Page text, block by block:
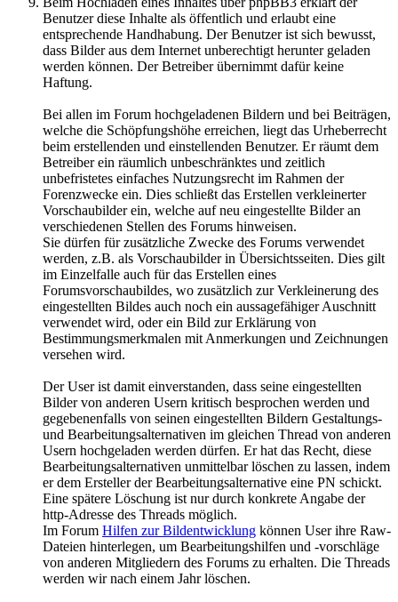
Benutzer diese Inhalte als öffentlich und erlaubt eine
entsprechende Handhabung. Der Benutzer ist sich bewusst,
dass Bilder aus dem Internet unberechtigt herunter geladen
werden können. Der Betreiber übernimmt dafür keine
Haftung.
Bei allen im Forum hochgeladenen Bildern und bei Beiträgen,
welche die Schöpfungshöhe erreichen, liegt das Urheberrecht
beim erstellenden und einstellenden Benutzer. Er räumt dem
Betreiber ein räumlich unbeschränktes und zeitlich
unbefristetes einfaches Nutzungsrecht im Rahmen der
Forenzwecke ein. Dies schließt das Erstellen verkleinerter
Vorschaubilder ein, welche auf neu eingestellte Bilder an
verschiedenen Stellen des Forums hinweisen.
Sie dürfen für zusätzliche Zwecke des Forums verwendet
werden, z.B. als Vorschaubilder in Übersichtsseiten. Dies gilt
im Einzelfalle auch für das Erstellen eines
Forumsvorschaubildes, wo zusätzlich zur Verkleinerung des
eingestellten Bildes auch noch ein aussagefähiger Auschnitt
verwendet wird, oder ein Bild zur Erklärung von
Bestimmungsmerkmalen mit Anmerkungen und Zeichnungen
versehen wird.
Der User ist damit einverstanden, dass seine eingestellten
Bilder von anderen Usern kritisch besprochen werden und
gegebenenfalls von seinen eingestellten Bildern Gestaltungs-
und Bearbeitungsalternativen im gleichen Thread von anderen
Usern hochgeladen werden dürfen. Er hat das Recht, diese
Bearbeitungsalternativen unmittelbar löschen zu lassen, indem
er dem Ersteller der Bearbeitungsalternative eine PN schickt.
Eine spätere Löschung ist nur durch konkrete Angabe der
http-Adresse des Threads möglich.
Im Forum Hilfen zur Bildentwicklung können User ihre Raw-
Dateien hinterlegen, um Bearbeitungshilfen und -vorschläge
von anderen Mitgliedern des Forums zu erhalten. Die Threads
werden wir nach einem Jahr löschen.